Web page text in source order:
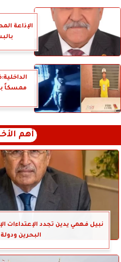
الإذاعة
ممسكاً
أهم
نبيل فهمي يدين تجدد الإعتداءات
البحرين